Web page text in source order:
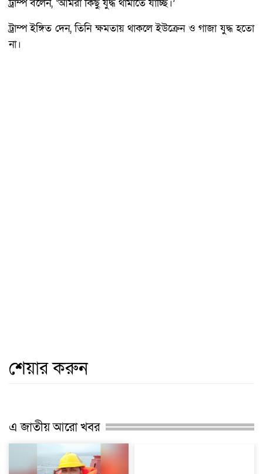
ট্রাম্প বলেন, ‘আমরা কিছু যুদ্ধ থামাতে যাচ্ছি।’
ট্রাম্প ইঙ্গিত দেন, তিনি ক্ষমতায় থাকলে ইউক্রেন ও গাজা যুদ্ধ হতো
না।
শেয়ার করুন
এ জাতীয় আরো খবর